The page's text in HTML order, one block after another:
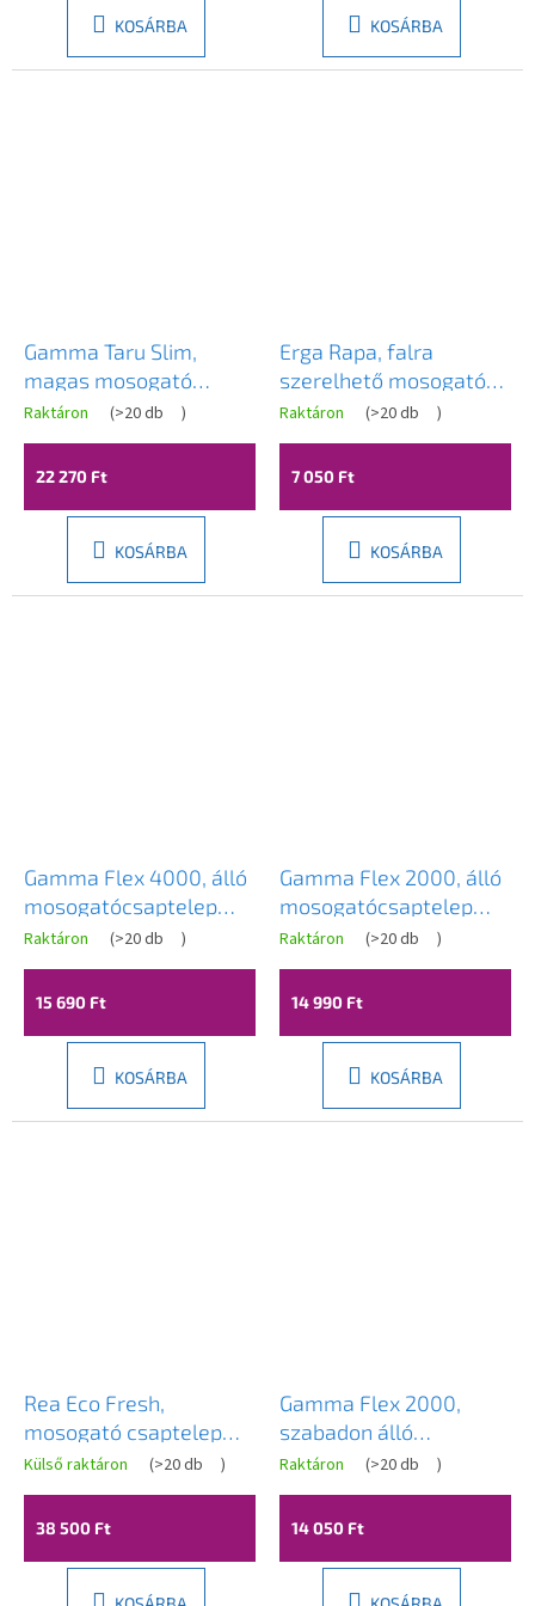
KOSÁRBA KOSÁRBA
Gamma Taru Slim,
magas mosogató
csaptelep h-400, bézs,
GMA-BTS-B
Raktáron (>20 db )
22 270 Ft
KOSÁRBA
Erga Rapa, falra
szerelhető mosogató
csaptelep 150mm,
króm, ERG-YKA-
BZ.RAPA-CHR
Raktáron (>20 db )
7 050 Ft
KOSÁRBA
Gamma Flex 4000, álló
mosogatócsaptelep
flexibilis karral, 2
funkciós kifolyóval,
szürke-króm, GMA-
Raktáron (>20 db )
15 690 Ft
KOSÁRBA
Gamma Flex 2000, álló
mosogatócsaptelep
flexibilis karral, matt
arany-fekete, GMA-
BFX-2000BGD
Raktáron (>20 db )
14 990 Ft
KOSÁRBA
Rea Eco Fresh,
mosogató csaptelep
kifolyóval
ivóvízszűrőhöz, arany
matt, REA-B7596
Külső raktáron (>20 db )
38 500 Ft
Gamma Flex 2000,
szabadon álló
mosogató csaptelep
rugalmas karral,
fekete-króm, GMA-
Raktáron (>20 db )
14 050 Ft